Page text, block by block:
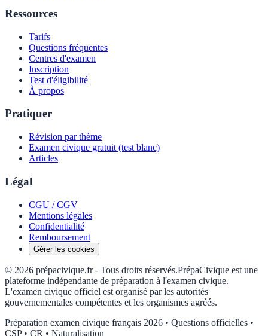
Ressources
Tarifs
Questions fréquentes
Centres d'examen
Inscription
Test d'éligibilité
À propos
Pratiquer
Révision par thème
Examen civique gratuit (test blanc)
Articles
Légal
CGU / CGV
Mentions légales
Confidentialité
Remboursement
Gérer les cookies
© 2026 prépacivique.fr - Tous droits réservés.PrépaCivique est une
plateforme indépendante de préparation à l'examen civique.
L'examen civique officiel est organisé par les autorités
gouvernementales compétentes et les organismes agréés.
Préparation examen civique français 2026 • Questions officielles •
CSP • CR • Naturalisation